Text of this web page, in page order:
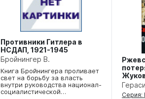
Противники Гитлера в
НСДАП, 1921-1945
Бройнингер В.
Книга Бройнингера проливает
свет на борьбу за власть
внутри руководства национал-
социалистической…
Серия: